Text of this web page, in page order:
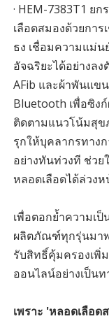
· HEM-7383T1 ย
เลือดสมองด้วยการ
ธง เชื่อมความแม่น
อัจฉริยะได้อย่างล
AFib และผ้าพันแข
Bluetooth เพื่อซิง
ติดตามแนวโน้มสุข
รุกให้บุคลากรทาง
อย่างทันท่วงที ช่วย
หลอดเลือดได้ล่วงห
เพื่อตอกย้ำความเ
ผลิตภัณฑ์ทุกรุ่นมาพ
รับสิทธิ์คุ้มครองเพิ่
ออนไลน์อย่างเป็นท
เพราะ 'หลอดเลือด